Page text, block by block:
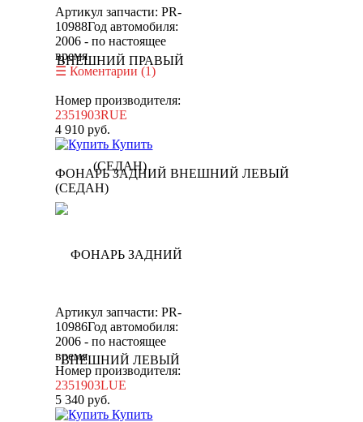
Артикул запчасти: PR-
10988Год автомобиля:
2006 - по настоящее
время
Коментарии (1)
Номер производителя:
2351903RUE
4 910 руб.
Купить
ФОНАРЬ ЗАДНИЙ ВНЕШНИЙ ЛЕВЫЙ
(СЕДАН)
Артикул запчасти: PR-
10986Год автомобиля:
2006 - по настоящее
время
Номер производителя:
2351903LUE
5 340 руб.
Купить